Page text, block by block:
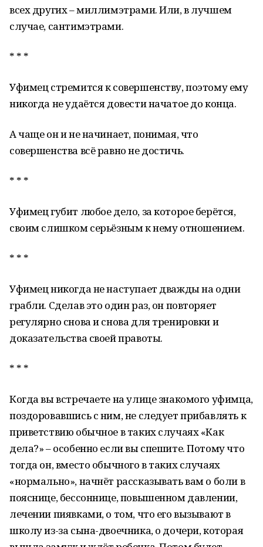
всех других – миллимэтрами. Или, в лучшем
случае, сантимэтрами.
* * *
Уфимец стремится к совершенству, поэтому ему
никогда не удаётся довести начатое до конца.
А чаще он и не начинает, понимая, что
совершенства всё равно не достичь.
* * *
Уфимец губит любое дело, за которое берётся,
своим слишком серьёзным к нему отношением.
* * *
Уфимец никогда не наступает дважды на одни
грабли. Сделав это один раз, он повторяет
регулярно снова и снова для тренировки и
доказательства своей правоты.
* * *
Когда вы встречаете на улице знакомого уфимца,
поздоровавшись с ним, не следует прибавлять к
приветствию обычное в таких случаях «Как
дела?» – особенно если вы спешите. Потому что
тогда он, вместо обычного в таких случаях
«нормально», начнёт рассказывать вам о боли в
пояснице, бессоннице, повышенном давлении,
лечении пиявками, о том, что его вызывают в
школу из-за сына-двоечника, о дочери, которая